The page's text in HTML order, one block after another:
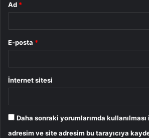
Ad *
E-posta *
İnternet sitesi
Daha sonraki yorumlarımda
adresim ve site adresim bu tarayıcıya